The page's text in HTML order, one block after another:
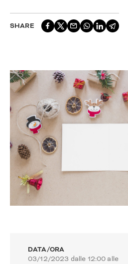
SHARE
DATA/ORA
03/12/2023 dalle 12:00 alle